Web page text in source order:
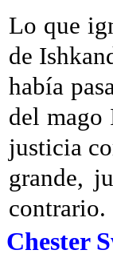
Lo que
de
había
del mago
justicia
grande,
contrario.
Chester